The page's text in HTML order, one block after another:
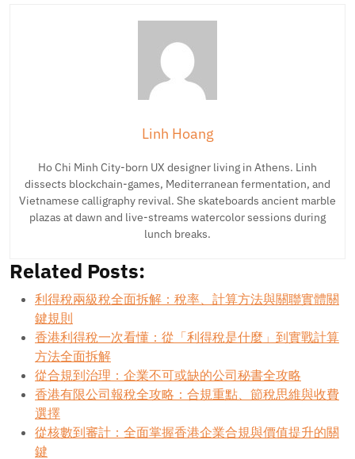
Linh Hoang
Ho Chi Minh City-born UX designer living in Athens. Linh
dissects blockchain-games, Mediterranean fermentation, and
Vietnamese calligraphy revival. She skateboards ancient marble
plazas at dawn and live-streams watercolor sessions during
lunch breaks.
Related Posts:
利得稅兩級稅全面拆解：稅率、計算方法與關聯實體關
鍵規則
香港利得稅一次看懂：從「利得稅是什麼」到實戰計算
方法全面拆解
從合規到治理：企業不可或缺的公司秘書全攻略
香港有限公司報稅全攻略：合規重點、節稅思維與收費
選擇
從核數到審計：全面掌握香港企業合規與價值提升的關
鍵